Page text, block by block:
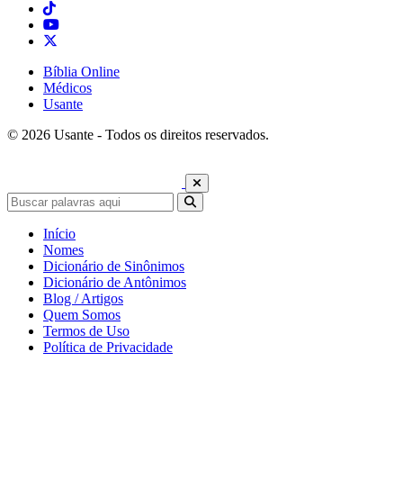
Bíblia Online
Médicos
Usante
© 2026 Usante - Todos os direitos reservados.
Início
Nomes
Dicionário de Sinônimos
Dicionário de Antônimos
Blog / Artigos
Quem Somos
Termos de Uso
Política de Privacidade